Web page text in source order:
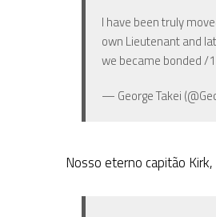
I have been truly
own Lieutenant and
we became bonded /1
— George Takei
Nosso eterno capitão